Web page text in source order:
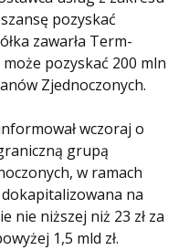
pozyskać
zawarła Term-
pozyskać 200 mln
Zjednoczonych.
wczoraj o
grupą
w ramach
na
nie niższej niż 23 zł za
1,5 mld zł.